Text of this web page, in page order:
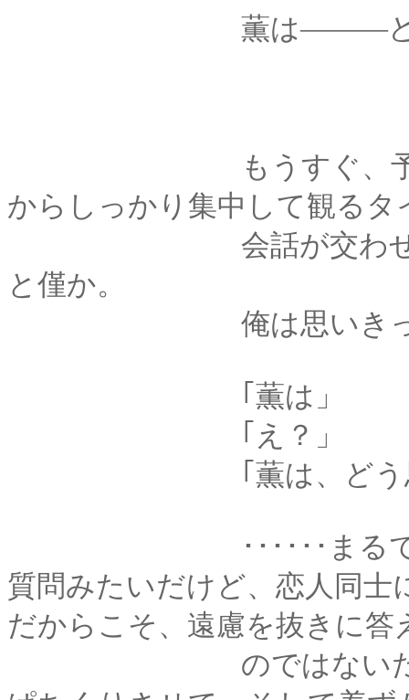
薫は―――どうな
もうすぐ、予告編が
からしっかり集中して観るタ
会話が交わせる時間
と僅か。
俺は思いきって、
｢薫は」
｢え？」
｢薫は、どう思って
･･････まるで、つき
質問みたいだけど、恋人同
だからこそ、遠慮を抜きに答
のではないだろうか